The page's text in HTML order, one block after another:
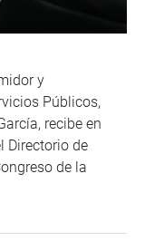
y
Públicos,
recibe en
Directorio de
de la